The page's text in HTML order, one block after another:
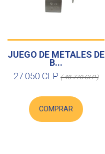
JUEGO DE METALES DE
B...
27.050 CLP ( 48.770 CLP )
COMPRAR